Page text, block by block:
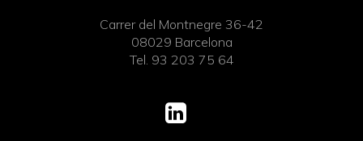
Carrer del Montnegre 36-42
08029 Barcelona
Tel. 93 203 75 64